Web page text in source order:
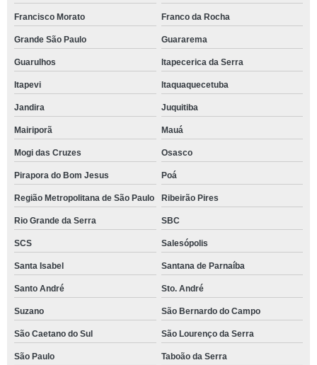
Francisco Morato Franco da Rocha
Grande São Paulo Guararema
Guarulhos Itapecerica da Serra
Itapevi Itaquaquecetuba
Jandira Juquitiba
Mairiporã Mauá
Mogi das Cruzes Osasco
Pirapora do Bom Jesus Poá
Região Metropolitana de São Paulo Ribeirão Pires
Rio Grande da Serra SBC
SCS Salesópolis
Santa Isabel Santana de Parnaíba
Santo André Sto. André
Suzano São Bernardo do Campo
São Caetano do Sul São Lourenço da Serra
São Paulo Taboão da Serra